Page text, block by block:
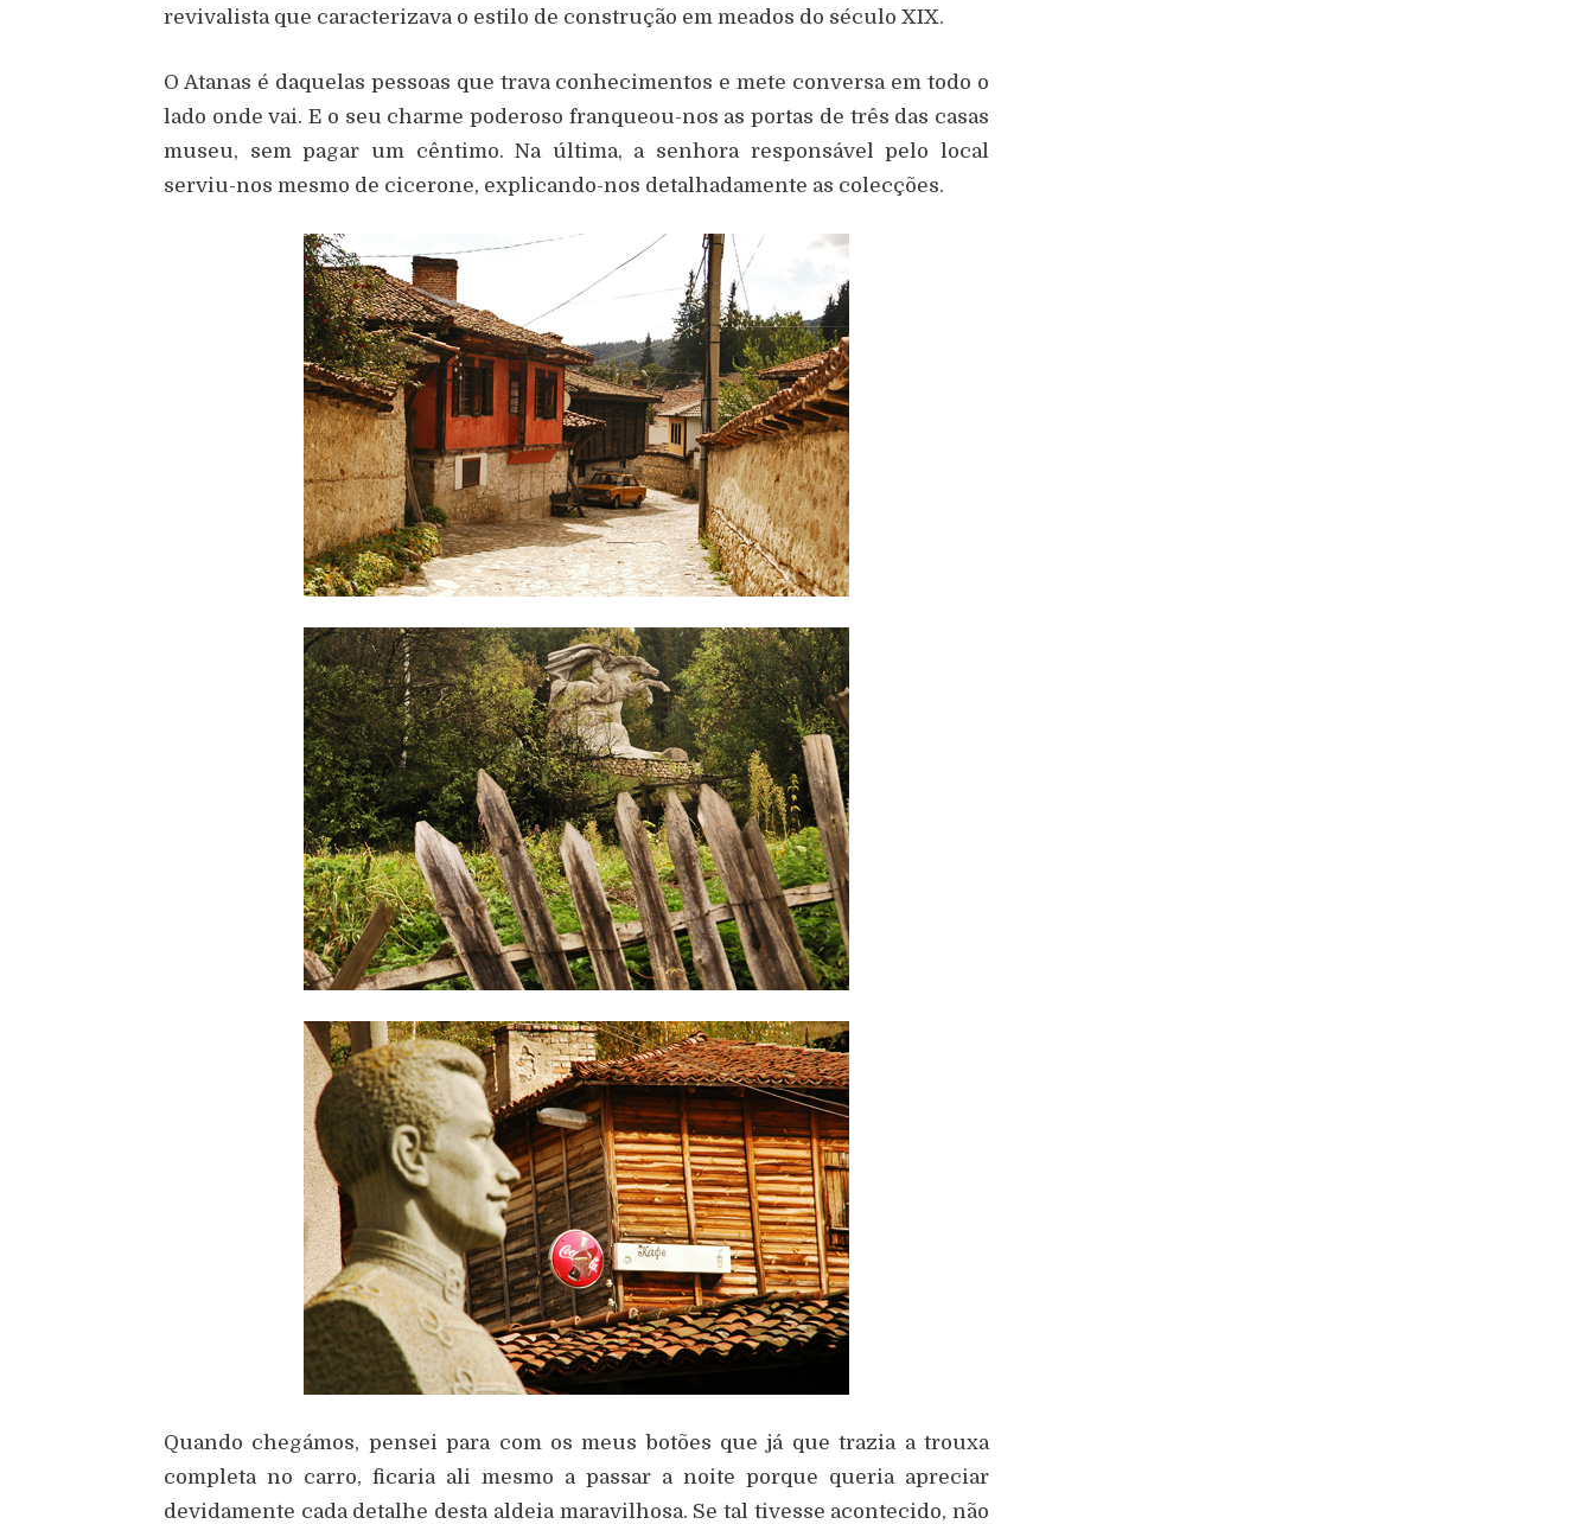
revivalista que caracterizava o estilo de construção em meados do século XIX.
O Atanas é daquelas pessoas que trava conhecimentos e mete conversa em todo o
lado onde vai. E o seu charme poderoso franqueou-nos as portas de três das casas
museu, sem pagar um cêntimo. Na última, a senhora responsável pelo local
serviu-nos mesmo de cicerone, explicando-nos detalhadamente as colecções.
Quando chegámos, pensei para com os meus botões que já que trazia a trouxa
completa no carro, ficaria ali mesmo a passar a noite porque queria apreciar
devidamente cada detalhe desta aldeia maravilhosa. Se tal tivesse acontecido, não